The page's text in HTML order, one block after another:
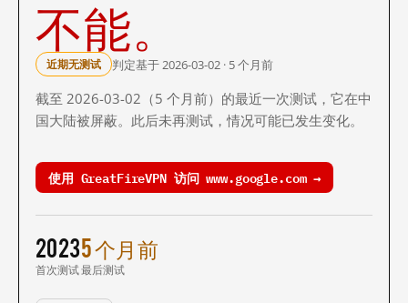
不能。
近期无测试 判定基于 2026-03-02 · 5 个月前
截至 2026-03-02（5 个月前）的最近一次测试，它在中
国大陆被屏蔽。此后未再测试，情况可能已发生变化。
使用 GreatFireVPN 访问 www.google.com →
2023
首次测试
5 个月前
最后测试